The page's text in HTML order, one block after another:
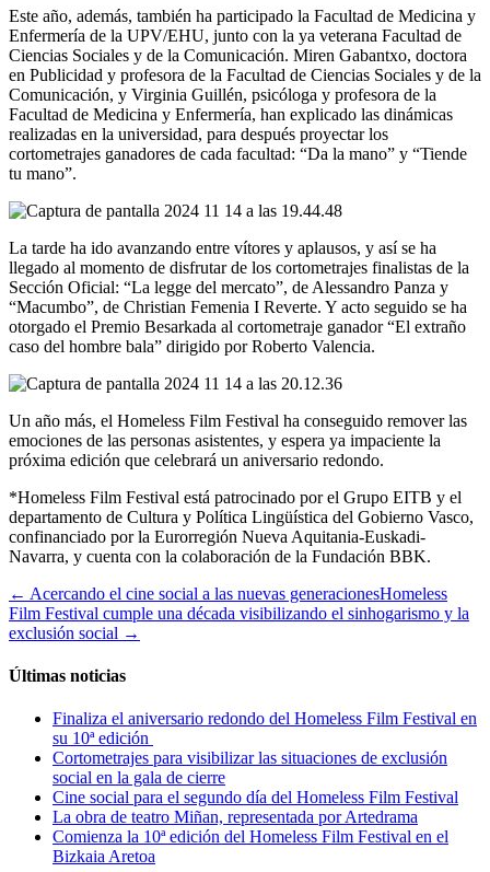
Este año, además, también ha participado la Facultad de Medicina y
Enfermería de la UPV/EHU, junto con la ya veterana Facultad de
Ciencias Sociales y de la Comunicación. Miren Gabantxo, doctora
en Publicidad y profesora de la Facultad de Ciencias Sociales y de la
Comunicación, y Virginia Guillén, psicóloga y profesora de la
Facultad de Medicina y Enfermería, han explicado las dinámicas
realizadas en la universidad, para después proyectar los
cortometrajes ganadores de cada facultad: “Da la mano” y “Tiende
tu mano”.
La tarde ha ido avanzando entre vítores y aplausos, y así se ha
llegado al momento de disfrutar de los cortometrajes finalistas de la
Sección Oficial: “La legge del mercato”, de Alessandro Panza y
“Macumbo”, de Christian Femenia I Reverte. Y acto seguido se ha
otorgado el Premio Besarkada al cortometraje ganador “El extraño
caso del hombre bala” dirigido por Roberto Valencia.
Un año más, el Homeless Film Festival ha conseguido remover las
emociones de las personas asistentes, y espera ya impaciente la
próxima edición que celebrará un aniversario redondo.
*Homeless Film Festival está patrocinado por el Grupo EITB y el
departamento de Cultura y Política Lingüística del Gobierno Vasco,
confinanciado por la Eurorregión Nueva Aquitania-Euskadi-
Navarra, y cuenta con la colaboración de la Fundación BBK.
← Acercando el cine social a las nuevas generacionesHomeless
Film Festival cumple una década visibilizando el sinhogarismo y la
exclusión social →
Últimas noticias
Finaliza el aniversario redondo del Homeless Film Festival en
su 10ª edición
Cortometrajes para visibilizar las situaciones de exclusión
social en la gala de cierre
Cine social para el segundo día del Homeless Film Festival
La obra de teatro Miñan, representada por Artedrama
Comienza la 10ª edición del Homeless Film Festival en el
Bizkaia Aretoa